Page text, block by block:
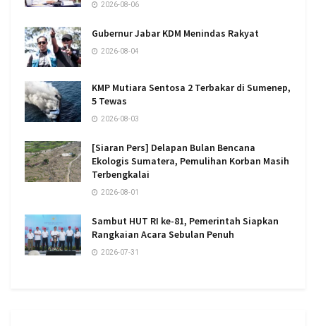
2026-08-06
Gubernur Jabar KDM Menindas Rakyat
2026-08-04
KMP Mutiara Sentosa 2 Terbakar di Sumenep,
5 Tewas
2026-08-03
[Siaran Pers] Delapan Bulan Bencana
Ekologis Sumatera, Pemulihan Korban Masih
Terbengkalai
2026-08-01
Sambut HUT RI ke-81, Pemerintah Siapkan
Rangkaian Acara Sebulan Penuh
2026-07-31